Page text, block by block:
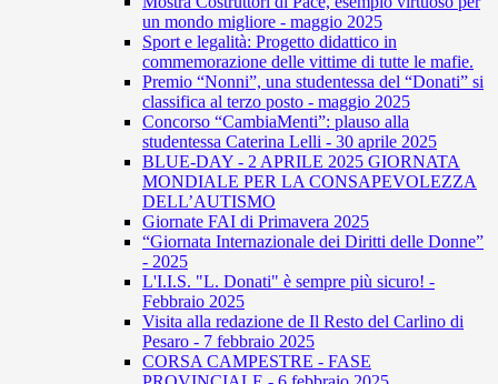
un mondo migliore - maggio 2025
Sport e legalità: Progetto didattico in
commemorazione delle vittime di tutte le mafie.
Premio “Nonni”, una studentessa del “Donati” si
classifica al terzo posto - maggio 2025
Concorso “CambiaMenti”: plauso alla
studentessa Caterina Lelli - 30 aprile 2025
BLUE-DAY - 2 APRILE 2025 GIORNATA
MONDIALE PER LA CONSAPEVOLEZZA
DELL’AUTISMO
Giornate FAI di Primavera 2025
“Giornata Internazionale dei Diritti delle Donne”
- 2025
L'I.I.S. "L. Donati" è sempre più sicuro! -
Febbraio 2025
Visita alla redazione de Il Resto del Carlino di
Pesaro - 7 febbraio 2025
CORSA CAMPESTRE - FASE